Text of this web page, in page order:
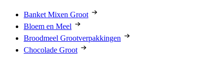
Banket Mixen Groot
Bloem en Meel
Broodmeel Grootverpakkingen
Chocolade Groot